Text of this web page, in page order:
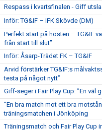
Respass i kvartsfinalen - Giff
Inför: TG&IF – IFK Skövde (DM)
Perfekt start på hösten – TG&IF
från start till slut”
Inför: Åsarp-Trädet FK – TG&IF
Arvid förstärker TG&IF:s
testa på något nytt”
Giff-seger i Fair Play Cup: ”En väl
”En bra match mot ett bra
träningsmatchen i Jönköping
Träningsmatch och Fair Play Cup